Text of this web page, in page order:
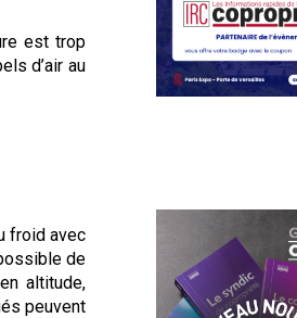
est trop
d’air au
froid avec
de
altitude,
peuvent